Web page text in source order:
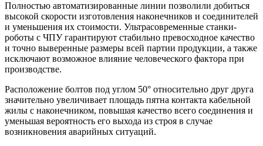
Полностью автоматизированные линии позволили добиться
высокой скорости изготовления наконечников и соединителей
и уменьшения их стоимости. Ультрасовременные станки-
роботы с ЧПУ гарантируют стабильно превосходное качество
и точно выверенные размеры всей партии продукции, а также
исключают возможное влияние человеческого фактора при
производстве.
Расположение болтов под углом 50° относительно друг друга
значительно увеличивает площадь пятна контакта кабельной
жилы с наконечником, повышая качество всего соединения и
уменьшая вероятность его выхода из строя в случае
возникновения аварийных ситуаций.